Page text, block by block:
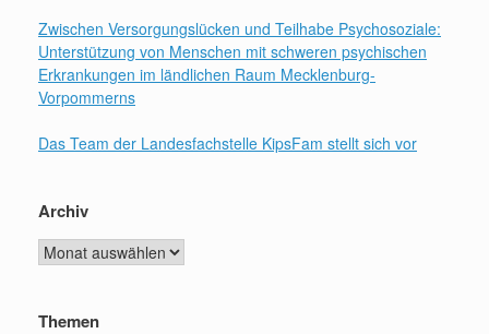
Zwischen Versorgungslücken und Teilhabe Psychosoziale:
Unterstützung von Menschen mit schweren psychischen
Erkrankungen im ländlichen Raum Mecklenburg-
Vorpommerns
Das Team der Landesfachstelle KipsFam stellt sich vor
Archiv
Archiv
Themen